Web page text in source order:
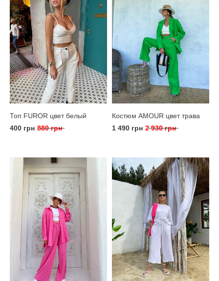
Топ FUROR цвет белый
400 грн 880 грн
Костюм AMOUR цвет трава
1 490 грн 2 930 грн